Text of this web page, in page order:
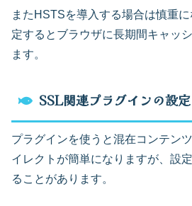
またHSTSを導入する場合は慎重
定するとブラウザに長期間キャッ
ます。
SSL関連プラグインの設定
プラグインを使うと混在コンテン
イレクトが簡単になりますが、設
ることがあります。